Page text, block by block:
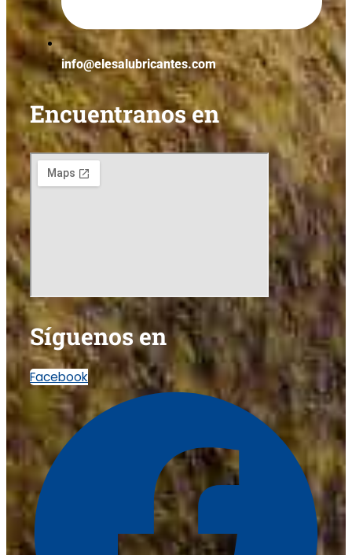
info@elesalubricantes.com
Encuentranos en
Síguenos en
Facebook